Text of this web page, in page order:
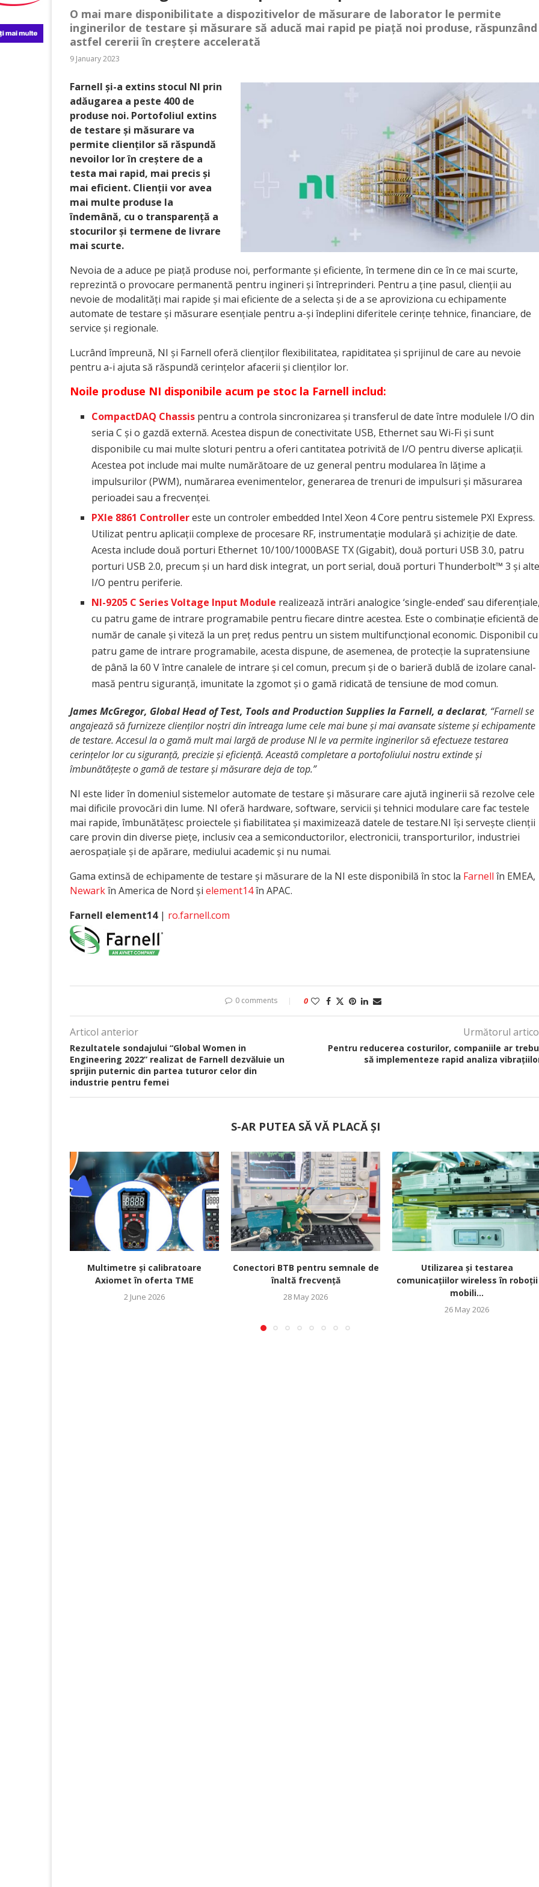
O mai mare disponibilitate a dispozitivelor de măsurare de laborator le permite
inginerilor de testare și măsurare să aducă mai rapid pe piață noi produse, răspunzând
astfel cererii în creștere accelerată
9 January 2023
Farnell și-a extins stocul NI prin
adăugarea a peste 400 de
produse noi. Portofoliul extins
de testare și măsurare va
permite clienților să răspundă
nevoilor lor în creștere de a
testa mai rapid, mai precis și
mai eficient. Clienții vor avea
mai multe produse la
îndemână, cu o transparență a
stocurilor și termene de livrare
mai scurte.
Nevoia de a aduce pe piață produse noi, performante și eficiente, în termene din ce în ce mai scurte,
reprezintă o provocare permanentă pentru ingineri și întreprinderi. Pentru a ține pasul, clienții au
nevoie de modalități mai rapide și mai eficiente de a selecta și de a se aproviziona cu echipamente
automate de testare și măsurare esențiale pentru a-și îndeplini diferitele cerințe tehnice, financiare, de
service și regionale.
Lucrând împreună, NI și Farnell oferă clienților flexibilitatea, rapiditatea și sprijinul de care au nevoie
pentru a-i ajuta să răspundă cerințelor afacerii și clienților lor.
Noile produse NI disponibile acum pe stoc la Farnell includ:
CompactDAQ Chassis pentru a controla sincronizarea și transferul de date între modulele I/O din
seria C și o gazdă externă. Acestea dispun de conectivitate USB, Ethernet sau Wi-Fi și sunt
disponibile cu mai multe sloturi pentru a oferi cantitatea potrivită de I/O pentru diverse aplicații.
Acestea pot include mai multe numărătoare de uz general pentru modularea în lățime a
impulsurilor (PWM), numărarea evenimentelor, generarea de trenuri de impulsuri și măsurarea
perioadei sau a frecvenței.
PXIe 8861 Controllereste un controler embedded Intel Xeon 4 Core pentru sistemele PXI Express.
Utilizat pentru aplicații complexe de procesare RF, instrumentație modulară și achiziție de date.
Acesta include două porturi Ethernet 10/100/1000BASE TX (Gigabit), două porturi USB 3.0, patru
porturi USB 2.0, precum și un hard disk integrat, un port serial, două porturi Thunderbolt™ 3 și alte
I/O pentru periferie.
NI-9205 C Series Voltage Input Module realizează intrări analogice ‘single-ended’ sau
cu patru game de intrare programabile pentru fiecare dintre acestea. Este o combinație eficientă de
număr de canale și viteză la un preț redus pentru un sistem multifuncțional economic. Disponibil cu
patru game de intrare programabile, acesta dispune, de asemenea, de protecție la supratensiune
de până la 60 V între canalele de intrare și cel comun, precum și de o barieră dublă de izolare canal-
masă pentru siguranță, imunitate la zgomot și o gamă ridicată de tensiune de mod comun.
James McGregor, Global Head of Test, Tools and Production Supplies la Farnell, a declarat, “Farnell se
angajează să furnizeze clienților noștri din întreaga lume cele mai bune și mai avansate sisteme și echipamente
de testare. Accesul la o gamă mult mai largă de produse NI le va permite inginerilor să efectueze testarea
cerințelor lor cu siguranță, precizie și eficiență. Această completare a portofoliului nostru extinde și
îmbunătățește o gamă de testare și măsurare deja de top.”
NI este lider în domeniul sistemelor automate de testare și măsurare care ajută inginerii să rezolve cele
mai dificile provocări din lume. NI oferă hardware, software, servicii și tehnici modulare care fac testele
mai rapide, îmbunătățesc proiectele și fiabilitatea și maximizează datele de testare.NI își servește clienții
care provin din diverse piețe, inclusiv cea a semiconductorilor, electronicii, transporturilor, industriei
aerospațiale și de apărare, mediului academic și nu numai.
Gama extinsă de echipamente de testare și măsurare de la NI este disponibilă în stoc la Farnell în EMEA,
Newarkîn America de Nord și element14în APAC.
Farnell element14| ro.farnell.com
0 comments 0
Articol anterior
Rezultatele sondajului “Global Women in
Engineering 2022” realizat de Farnell dezvăluie un
sprijin puternic din partea tuturor celor din
industrie pentru femei
Următorul
Pentru reducerea costurilor, companiile ar
să implementeze rapid analiza
S-AR PUTEA SĂ VĂ PLACĂ ȘI
Multimetre și calibratoare
Axiomet în oferta TME
2 June 2026
Conectori BTB pentru semnale de
înaltă frecvență
28 May 2026
Utilizarea și testarea
comunicațiilor wireless în roboții
mobili...
26 May 2026